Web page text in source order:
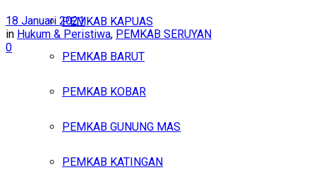
PEMKAB KAPUAS
PEMKAB BARUT
PEMKAB KOBAR
PEMKAB GUNUNG MAS
PEMKAB KATINGAN
18 Januari 2021
in Hukum & Peristiwa, PEMKAB SERUYAN
0